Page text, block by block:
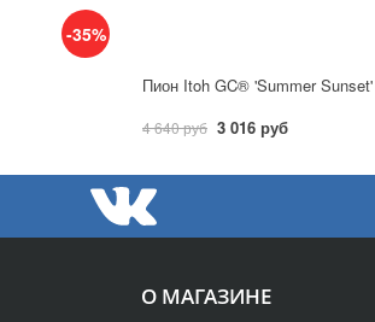
-35%
Пион Itoh GC® 'Summer Sunset'
4 640 руб 3 016 руб
О МАГАЗИНЕ